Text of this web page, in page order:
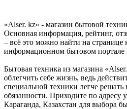
«Alser. kz» - магазин бытовой
Основная информация, рейтинг,
– всё это можно найти на
информационном бытовом портале
Бытовая техника из магазина
облегчить себе жизнь, ведь
специальной техники легче
обязанности. Приходите по адресу
Караганда, Казахстан для выбора